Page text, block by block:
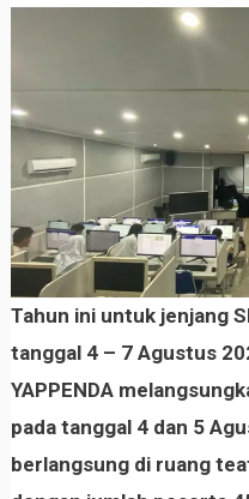
Tahun ini untuk jenjang
tanggal 4 – 7 Agustus
YAPPENDA
pada tanggal 4 dan 5
berlangsung di ruang